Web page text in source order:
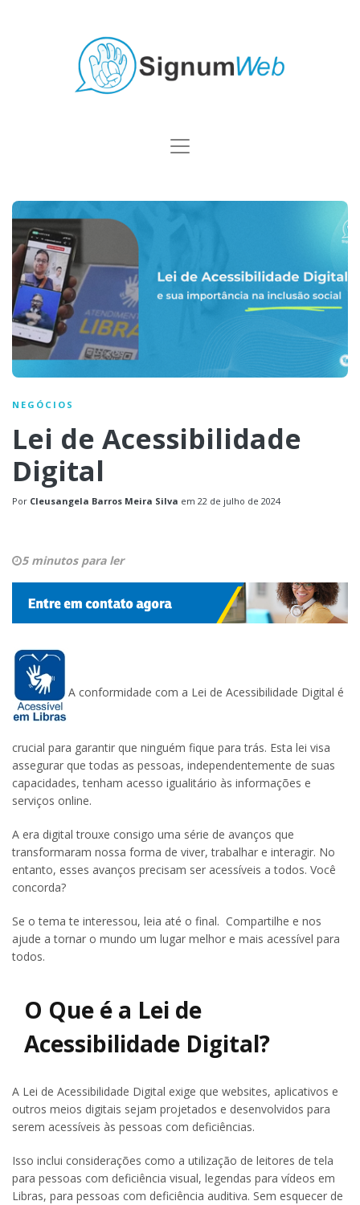
NEGÓCIOS
Lei de Acessibilidade
Digital
Por Cleusangela Barros Meira Silva em 22 de julho de 2024
5 minutos para ler
A conformidade com a Lei de Acessibilidade Digital é
crucial para garantir que ninguém fique para trás. Esta lei visa
assegurar que todas as pessoas, independentemente de suas
capacidades, tenham acesso igualitário às informações e
serviços online.
A era digital trouxe consigo uma série de avanços que
transformaram nossa forma de viver, trabalhar e interagir. No
entanto, esses avanços precisam ser acessíveis a todos. Você
concorda?
Se o tema te interessou, leia até o final. Compartilhe e nos
ajude a tornar o mundo um lugar melhor e mais acessível para
todos.
O Que é a Lei de
Acessibilidade Digital?
A Lei de Acessibilidade Digital exige que websites, aplicativos e
outros meios digitais sejam projetados e desenvolvidos para
serem acessíveis às pessoas com deficiências.
Isso inclui considerações como a utilização de leitores de tela
para pessoas com deficiência visual, legendas para vídeos em
Libras, para pessoas com deficiência auditiva. Sem esquecer de